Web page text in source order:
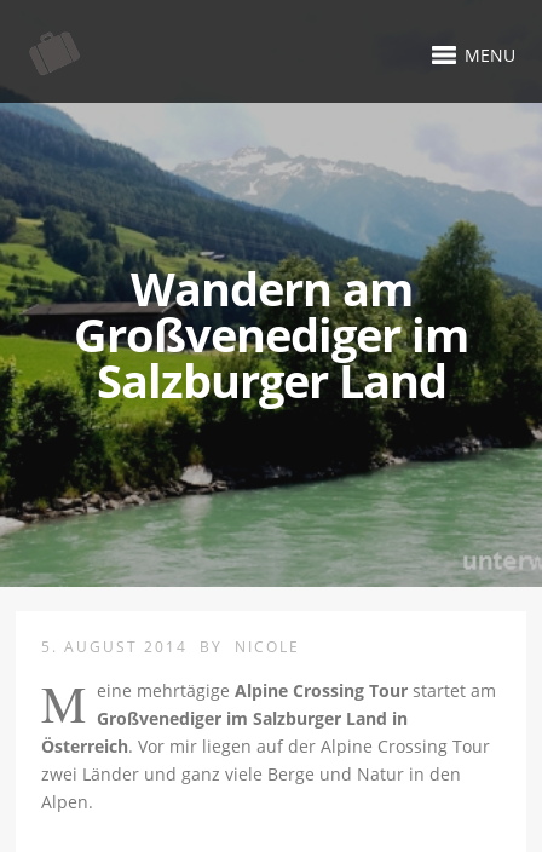
MENU
Wandern am
Großvenediger im
Salzburger Land
5. AUGUST 2014 BY NICOLE
M eine mehrtägige Alpine Crossing Tourstartet am
Großvenediger im Salzburger Land in
Österreich. Vor mir liegen auf der Alpine Crossing Tour
zwei Länder und ganz viele Berge und Natur in den
Alpen.